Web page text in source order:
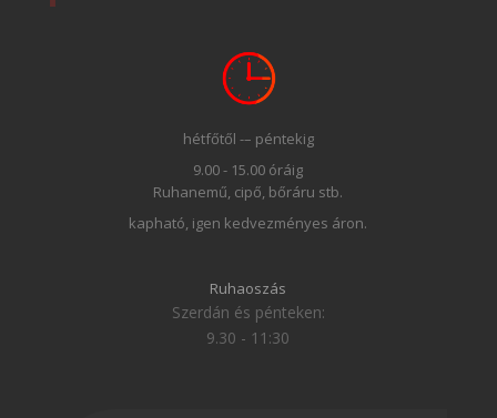
hétfőtől -– péntekig
9.00 - 15.00 óráig
Ruhanemű, cipő, bőráru stb.
kapható, igen kedvezményes áron.
Ruhaoszás
Szerdán és pénteken:
9.30 - 11:30